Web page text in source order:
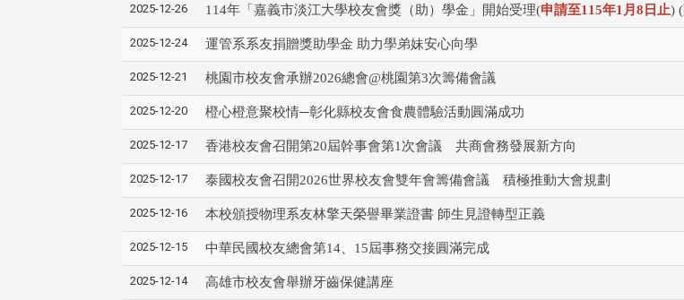
2025-12-26 114年「嘉義市淡江大學校友會獎（助）學金」開始受理(申請⾄115年1⽉8⽇⽌) (
2025-12-24 運管系系友捐贈獎助學金 助力學弟妹安心向學
2025-12-21 桃園市校友會承辦2026總會@桃園第3次籌備會議
2025-12-20 橙心橙意聚校情─彰化縣校友會食農體驗活動圓滿成功
2025-12-17 香港校友會召開第20屆幹事會第1次會議 共商會務發展新方向
2025-12-17 泰國校友會召開2026世界校友會雙年會籌備會議 積極推動大會規劃
2025-12-16 本校頒授物理系友林擎天榮譽畢業證書 師生見證轉型正義
2025-12-15 中華民國校友總會第14、15屆事務交接圓滿完成
2025-12-14 高雄市校友會舉辦牙齒保健講座